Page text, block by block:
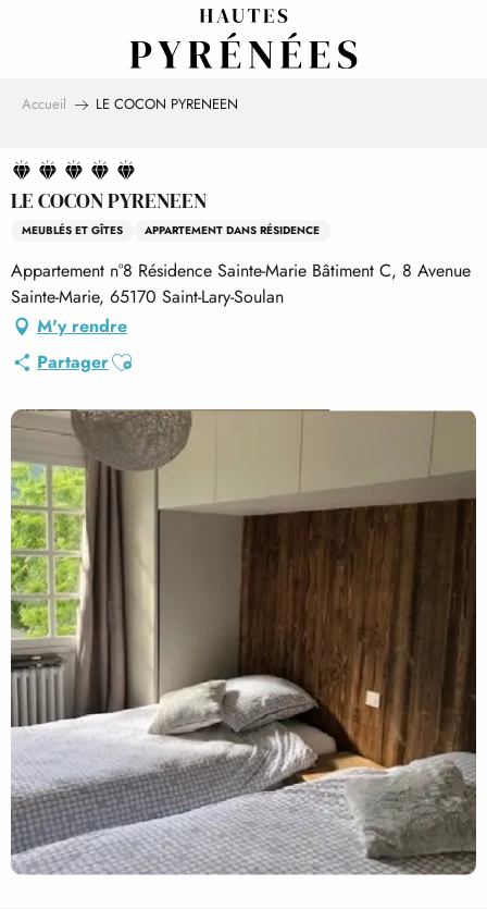
Accueil LE COCON PYRENEEN
LE COCON PYRENEEN
MEUBLÉS ET GÎTES APPARTEMENT DANS RÉSIDENCE
Appartement n°8 Résidence Sainte-Marie Bâtiment C, 8 Avenue
Sainte-Marie, 65170 Saint-Lary-Soulan
M'y rendre
PartagerAjouter aux favoris